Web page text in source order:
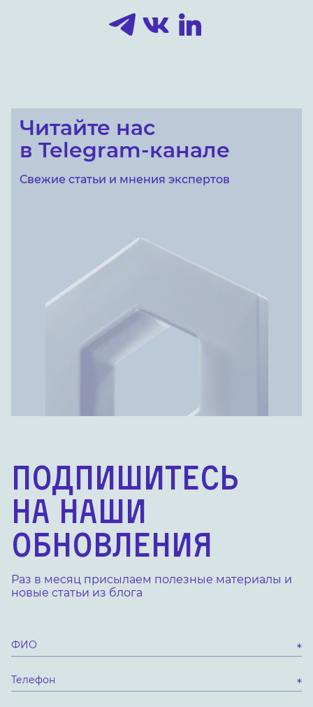
Читайте нас
в Telegram-канале
Свежие статьи и мнения экспертов
Подпишитесь
на наши
обновления
Раз в месяц присылаем полезные материалы и
новые статьи из блога